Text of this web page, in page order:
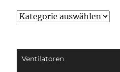
Kategorien
Ventilatoren